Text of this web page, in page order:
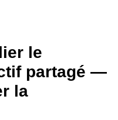
le
partagé —
la